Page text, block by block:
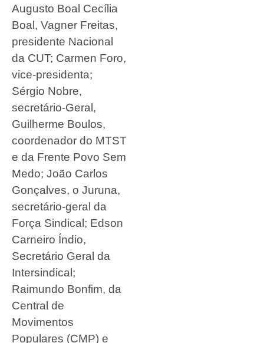
Augusto Boal Cecília
Boal, Vagner Freitas,
presidente Nacional
da CUT; Carmen Foro,
vice-presidenta;
Sérgio Nobre,
secretário-Geral,
Guilherme Boulos,
coordenador do MTST
e da Frente Povo Sem
Medo; João Carlos
Gonçalves, o Juruna,
secretário-geral da
Força Sindical; Edson
Carneiro Índio,
Secretário Geral da
Intersindical;
Raimundo Bonfim, da
Central de
Movimentos
Populares (CMP) e